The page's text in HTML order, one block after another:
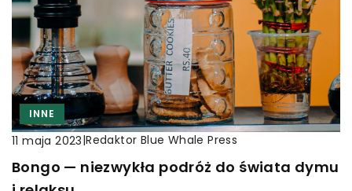
INNE
11 maja 2023|Redaktor Blue Whale Press
Bongo — niezwykła podróż do świata dymu